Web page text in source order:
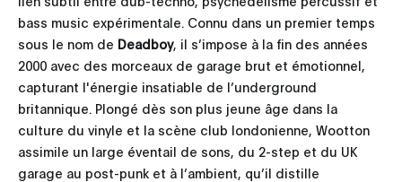
bass music expérimentale. Connu dans un premier temps
sous le nom de Deadboy, il s’impose à la fin des années
2000 avec des morceaux de garage brut et émotionnel,
capturant l'énergie insatiable de l’underground
britannique. Plongé dès son plus jeune âge dans la
culture du vinyle et la scène club londonienne, Wootton
assimile un large éventail de sons, du 2-step et du UK
garage au post-punk et à l’ambient, qu’il distille